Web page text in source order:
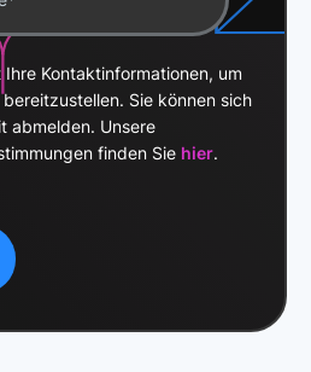
Kontaktinformationen, um
Sie können sich
abmelden. Unsere
finden Sie hier.